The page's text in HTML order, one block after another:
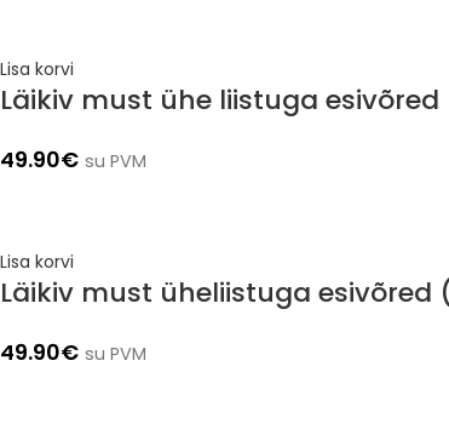
Lisa korvi
Läikiv must ühe liistuga
49.90€ su PVM
Lisa korvi
Läikiv must üheliistuga esivõred
49.90€ su PVM